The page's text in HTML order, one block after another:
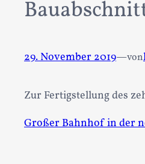
29. November 2019—von
Zur Fertigstellung des
Großer Bahnhof in der